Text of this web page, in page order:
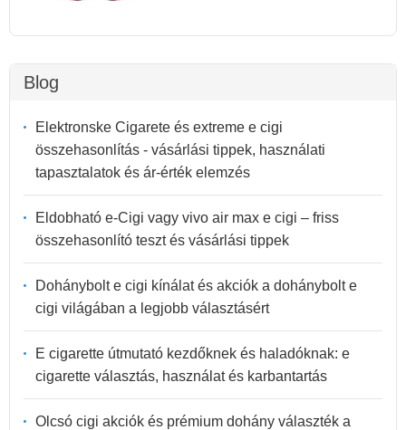
Blog
Elektronske Cigarete és extreme e cigi
összehasonlítás - vásárlási tippek, használati
tapasztalatok és ár-érték elemzés
Eldobható e-Cigi vagy vivo air max e cigi – friss
összehasonlító teszt és vásárlási tippek
Dohánybolt e cigi kínálat és akciók a dohánybolt e
cigi világában a legjobb választásért
E cigarette útmutató kezdőknek és haladóknak: e
cigarette választás, használat és karbantartás
Olcsó cigi akciók és prémium dohány választék a